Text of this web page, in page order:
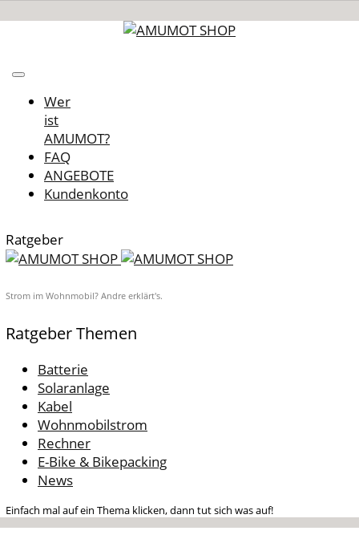
Wer
ist
AMUMOT?
FAQ
ANGEBOTE
Kundenkonto
Ratgeber
Strom im Wohnmobil? Andre erklärt's.
Ratgeber Themen
Batterie
Solaranlage
Kabel
Wohnmobilstrom
Rechner
E-Bike & Bikepacking
News
Einfach mal auf ein Thema klicken, dann tut sich was auf!